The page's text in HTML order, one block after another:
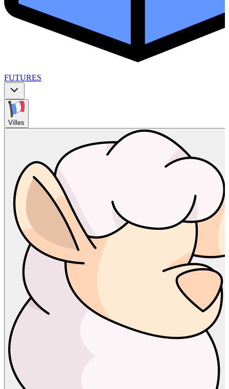
FUTURES
Villes